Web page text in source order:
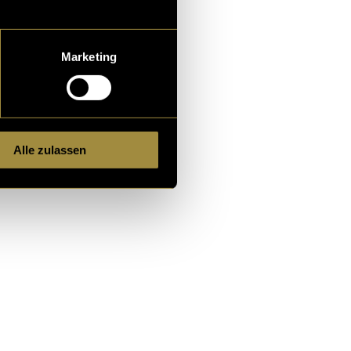
Marketing
Alle zulassen